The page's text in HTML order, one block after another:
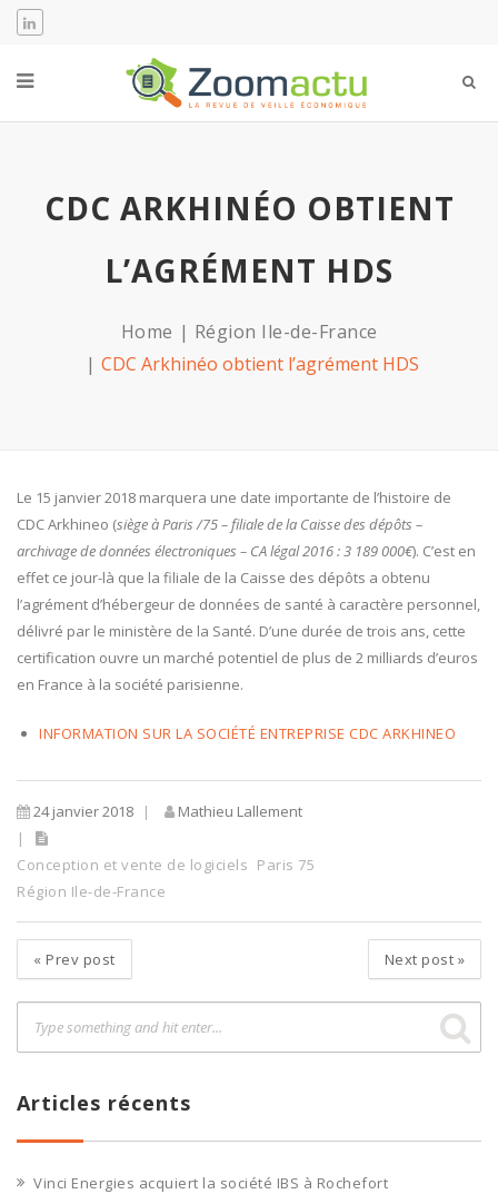
CDC ARKHINÉO OBTIENT
L’AGRÉMENT HDS
Home
Région Ile-de-France
CDC Arkhinéo obtient l’agrément HDS
Le 15 janvier 2018 marquera une date importante de l’histoire de
CDC Arkhineo (siège à Paris /75 – filiale de la Caisse des dépôts –
archivage de données électroniques – CA légal 2016 : 3 189 000€). C’est en
effet ce jour-là que la filiale de la Caisse des dépôts a obtenu
l’agrément d’hébergeur de données de santé à caractère personnel,
délivré par le ministère de la Santé. D’une durée de trois ans, cette
certification ouvre un marché potentiel de plus de 2 milliards d’euros
en France à la société parisienne.
INFORMATION SUR LA SOCIÉTÉ ENTREPRISE CDC ARKHINEO
24 janvier 2018 Mathieu Lallement
Conception et vente de logiciels Paris 75
Région Ile-de-France
« Prev post Next post »
Articles récents
Vinci Energies acquiert la société IBS à Rochefort